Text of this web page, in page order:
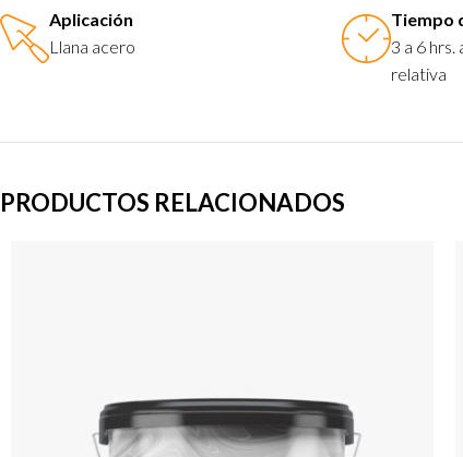
Aplicación
Llana acero
Tiempo
3 a 6 hrs.
relativa
PRODUCTOS RELACIONADOS